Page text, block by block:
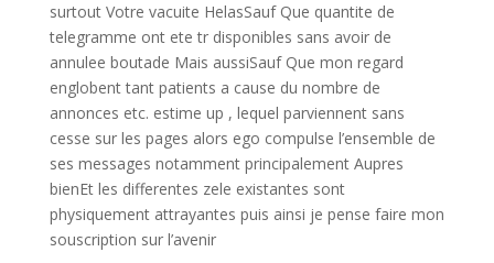
surtout Votre vacuite HelasSauf Que quantite de
telegramme ont ete tr disponibles sans avoir de
annulee boutade Mais aussiSauf Que mon regard
englobent tant patients a cause du nombre de
annonces etc. estime up , lequel parviennent sans
cesse sur les pages alors ego compulse l’ensemble de
ses messages notamment principalement Aupres
bienEt les differentes zele existantes sont
physiquement attrayantes puis ainsi je pense faire mon
souscription sur l’avenir